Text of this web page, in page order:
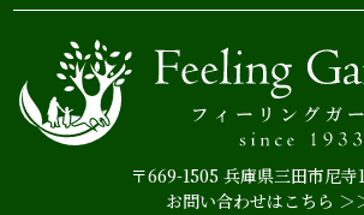
〒669-1505 兵庫県三田市尼寺
お問い合わせはこちら ＞